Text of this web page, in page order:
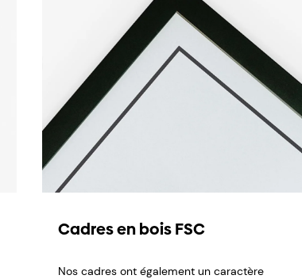
Cadres en bois FSC
Nos cadres ont également un caractère